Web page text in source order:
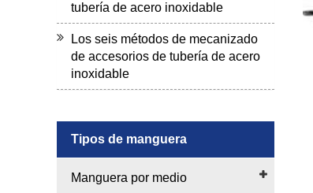
tubería de acero inoxidable
Los seis métodos de mecanizado
de accesorios de tubería de acero
inoxidable
Tipos de manguera
Manguera por medio